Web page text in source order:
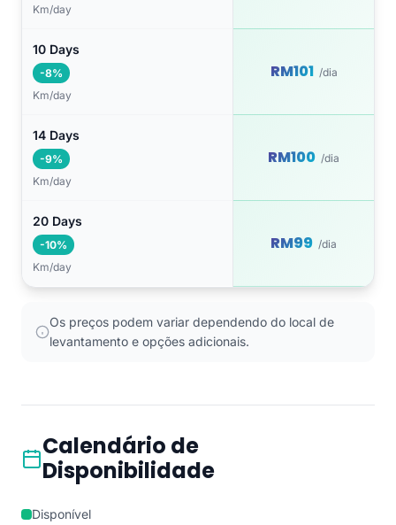
Km/day
10 Days
-8%
Km/day
RM101 /dia
14 Days
-9%
Km/day
RM100 /dia
20 Days
-10%
Km/day
RM99 /dia
Os preços podem variar dependendo do local de
levantamento e opções adicionais.
Calendário de
Disponibilidade
Disponível